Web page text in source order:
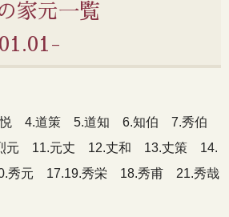
家元一覧
4.道策 5.道知 6.知伯 7.秀伯
元 11.元丈 12.丈和 13.丈策 14.
秀元 17.19.秀栄 18.秀甫 21.秀哉